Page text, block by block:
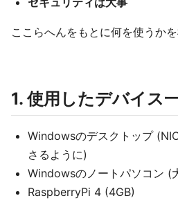
ここらへんをもとに何を使うかを
1. 使用したデバイス
Windowsのデスクトップ
さるように)
Windowsのノートパソコン (
RaspberryPi 4 (4GB)